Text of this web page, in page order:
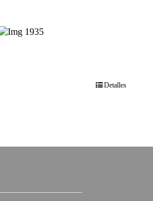
Detalles